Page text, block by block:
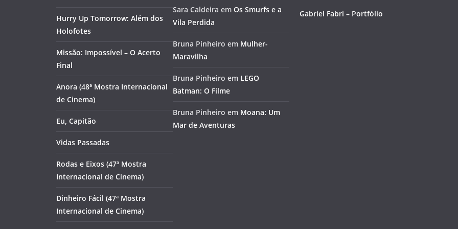
Hurry Up Tomorrow: Além dos
Holofotes
Missão: Impossível – O Acerto
Final
Anora (48ª Mostra Internacional
de Cinema)
Eu, Capitão
Vidas Passadas
Rodas e Eixos (47ª Mostra
Internacional de Cinema)
Dinheiro Fácil (47ª Mostra
Internacional de Cinema)
Sara Caldeira em Os Smurfs e a
Vila Perdida
Bruna Pinheiro em Mulher-
Maravilha
Bruna Pinheiro em LEGO
Batman: O Filme
Bruna Pinheiro em Moana: Um
Mar de Aventuras
Gabriel Fabri – Portfólio